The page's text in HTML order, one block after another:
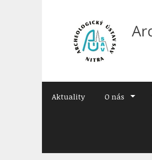
Aktuality O nás